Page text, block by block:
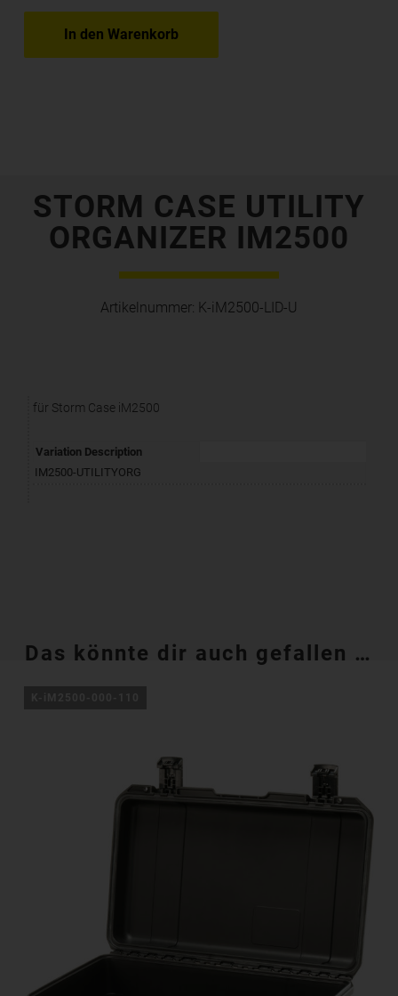
In den Warenkorb
STORM CASE UTILITY
ORGANIZER IM2500
Artikelnummer: K-iM2500-LID-U
für Storm Case iM2500
Variation Description
IM2500-UTILITYORG
Das könnte dir auch gefallen …